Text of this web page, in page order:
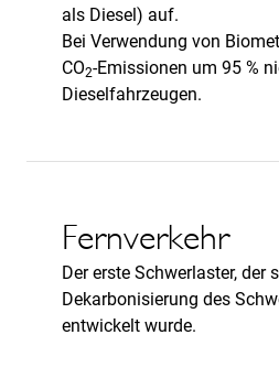
als Diesel) auf.
Bei Verwendung von
CO2-Emissionen um 95 %
Dieselfahrzeugen.
Fernverkehr
Der erste Schwerlaster, der
Dekarbonisierung des
entwickelt wurde.